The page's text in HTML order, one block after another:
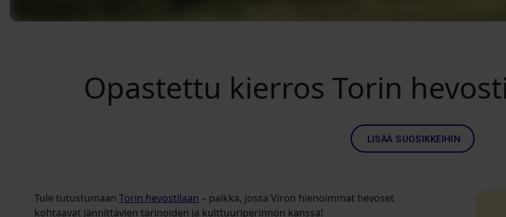
Opastettu kierros Torin
LISÄÄ SUOSIKKEIHIN
Tule tutustumaan Torin hevostilaan – paikka, jossa Viron hienoimmat hevoset
kohtaavat jännittävien tarinoiden ja kulttuuriperinnön kanssa!